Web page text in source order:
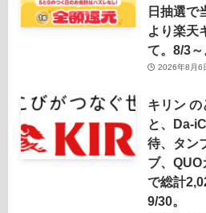
日抽選で
より楽天
て。8/3～
2026年8月6
キリン の
と、Da-
待、タン
ブ、
で総計
9/30。